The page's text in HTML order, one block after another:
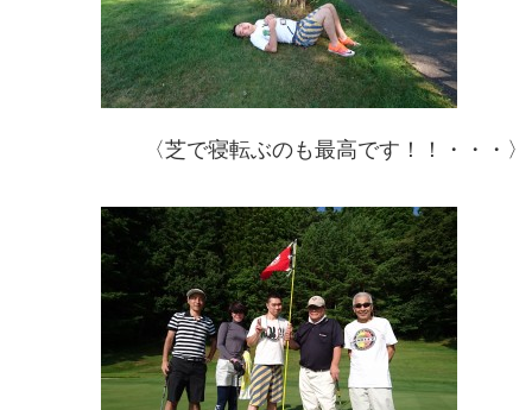
〈芝で寝転ぶのも最高です！！・・・〉